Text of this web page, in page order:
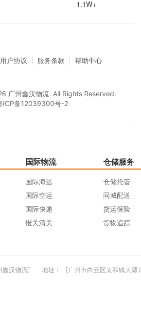
1.1W+
用户协议 服务条款 帮助中心
广州鑫汉物流. All Rights Reserved.
ICP备12039300号-2
国际物流
国际海运
国际空运
国际快递
报关清关
仓储服务
仓储托管
同城配送
货运保险
货物追踪
鑫汉物流] 地址： [广州市白云区太和镇大源